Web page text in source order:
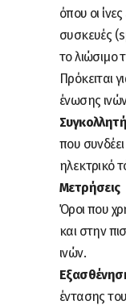
όπου οι
συσκευές
το λιώσιμο
Πρόκειται
ένωσης
που
ηλεκτρικό
Μετρήσεις
Όροι που
και στην
ινών.
έντασης